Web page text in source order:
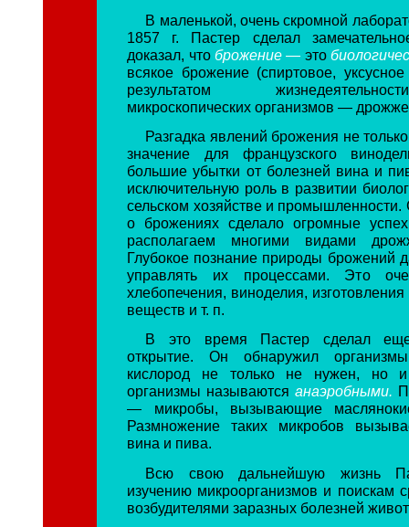
В маленькой, очень скромной
1857 г. Пастер сделал
доказал, что брожение — это
всякое брожение (спиртовое,
результатом
микроскопических организмов —
Разгадка явлений брожения не
значение для французского
большие убытки от болезней вина и
исключительную роль в развитии
сельском хозяйстве и промышленности.
о брожениях сделало огромные
располагаем многими видами
Глубокое познание природы брожений
управлять их процессами. Это
хлебопечения, виноделия,
веществ и т. п.
В это время Пастер сделал
открытие. Он обнаружил
кислород не только не нужен, но
организмы называются анаэробными.
— микробы, вызывающие
Размножение таких микробов
вина и пива.
Всю свою дальнейшую жизнь
изучению микроорганизмов и поискам
возбудителями заразных болезней